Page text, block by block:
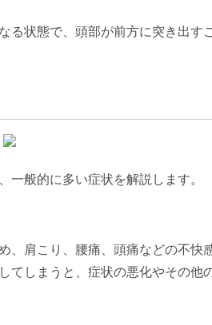
状態で、頭部が前方に突き出す
一般的に多い症状を解説します。
、肩こり、腰痛、頭痛などの不快
てしまうと、症状の悪化やその他